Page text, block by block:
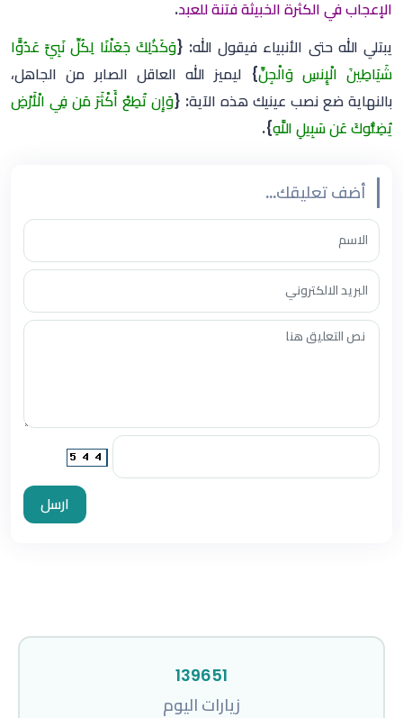
الإعجاب في الكثرة الخبيثة فتنة للعبد.
‏يبتلي الله حتى الأنبياء فيقول الله: {وَكَذَٰلِكَ جَعَلْنَا لِكُلِّ نَبِيٍّ عَدُوًّا
شَيَاطِينَ الْإِنسِ وَالْجِنِّ} ليميز الله العاقل الصابر من الجاهل،
بالنهاية ضع نصب عينيك هذه الآية: ‏{وَإِن تُطِعْ أَكْثَرَ مَن فِي الْأَرْضِ
يُضِلُّوكَ عَن سَبِيلِ اللَّهِ}.
أضف تعليقك...
ارسل
139651
زيارات اليوم